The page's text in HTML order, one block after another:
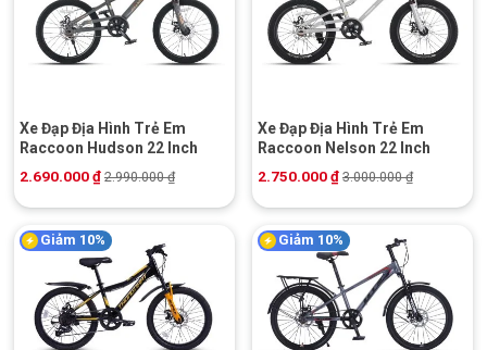
Xe Đạp Địa Hình Trẻ Em
Raccoon Hudson 22 Inch
2.690.000₫ 2.990.000₫
Xe Đạp Địa Hình Trẻ Em
Raccoon Nelson 22 Inch
2.750.000₫ 3.000.000₫
Giảm 10% Giảm 10%